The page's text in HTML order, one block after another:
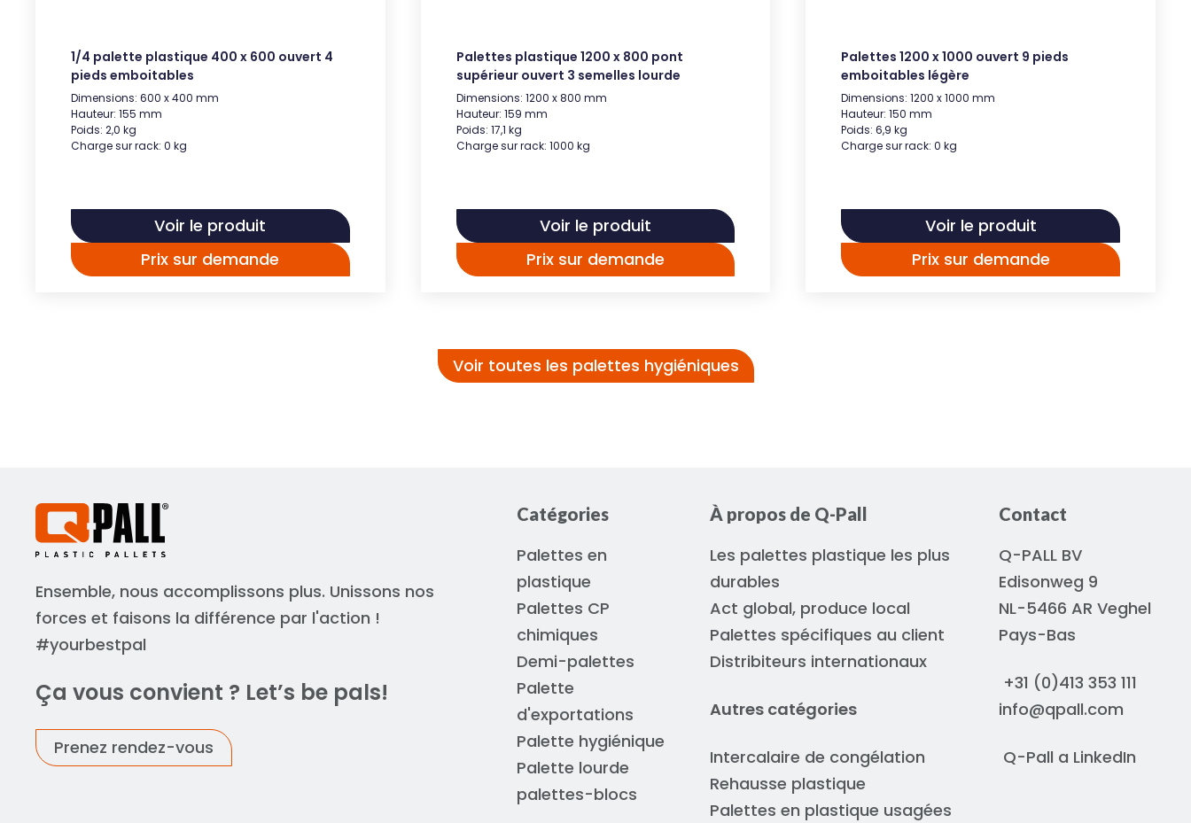
1/4 palette plastique 400 x 600 ouvert 4
pieds emboitables
Dimensions: 600 x 400 mm
Hauteur: 155 mm
Poids: 2,0 kg
Charge sur rack: 0 kg
Voir le produit
Prix sur demande
Palettes plastique 1200 x 800 pont
supérieur ouvert 3 semelles lourde
Dimensions: 1200 x 800 mm
Hauteur: 159 mm
Poids: 17,1 kg
Charge sur rack: 1000 kg
Voir le produit
Prix sur demande
Palettes 1200 x 1000 ouvert 9 pieds
emboitables légère
Dimensions: 1200 x 1000 mm
Hauteur: 150 mm
Poids: 6,9 kg
Charge sur rack: 0 kg
Voir le produit
Prix sur demande
Voir toutes les palettes hygiéniques
Ensemble, nous accomplissons plus. Unissons nos
forces et faisons la différence par l'action !
#yourbestpal
Ça vous convient ? Let’s be pals!
Prenez rendez-vous
Catégories
Palettes en
plastique
Palettes CP
chimiques
Demi-palettes
Palette
d'exportations
Palette hygiénique
Palette lourde
palettes-blocs
À propos de Q-Pall
Les palettes plastique les plus
durables
Act global, produce local
Palettes spécifiques au client
Distribiteurs internationaux
Autres catégories
Intercalaire de congélation
Rehausse plastique
Palettes en plastique usagées
Contact
Q-PALL BV
Edisonweg 9
NL-5466 AR Veghel
Pays-Bas
+31 (0)413 353 111
info@qpall.com
Q-Pall a LinkedIn